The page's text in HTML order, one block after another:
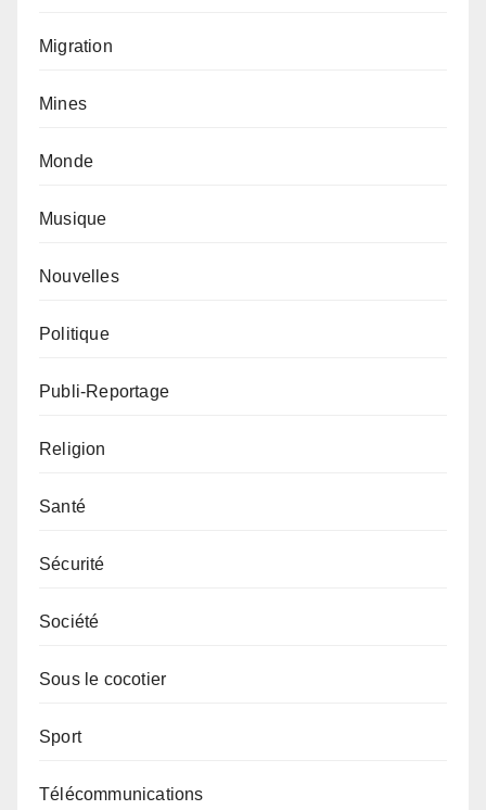
Migration
Mines
Monde
Musique
Nouvelles
Politique
Publi-Reportage
Religion
Santé
Sécurité
Société
Sous le cocotier
Sport
Télécommunications